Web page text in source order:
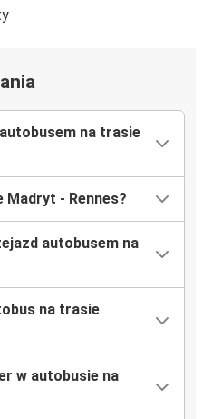
na trasie
Madryt - Rennes?
autobusem na
na trasie
w autobusie na